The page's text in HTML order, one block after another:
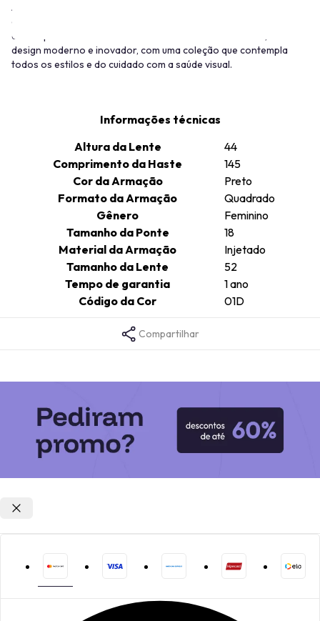
A Skechers foi fundada em 1992, na Califórnia, Estados Unidos. A
empresa começou a investir em botas masculinas de cano longo
e tênis para skatistas. Os óculos Skechers são versáteis, com
design moderno e inovador, com uma coleção que contempla
todos os estilos e do cuidado com a saúde visual.
Informações técnicas
Altura da Lente
44
Comprimento da Haste
145
Cor da Armação
Preto
Formato da Armação
Quadrado
Gênero
Feminino
Tamanho da Ponte
18
Material da Armação
Injetado
Tamanho da Lente
52
Tempo de garantia
1 ano
Código da Cor
01D
Compartilhar